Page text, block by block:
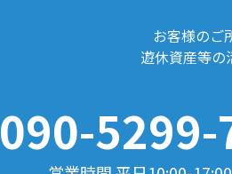
お客様のご
遊休資産等の
090-5299-